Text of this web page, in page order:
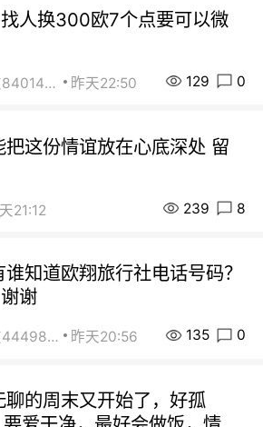
人换300欧7个点要可以微
街友84014588 昨天22:50 129 0
这份情谊放在心底深处 留
21:12 239 8
知道欧翔旅行社电话号码？
谢
街友44498484 昨天20:56 135 0
的周末又开始了，好孤